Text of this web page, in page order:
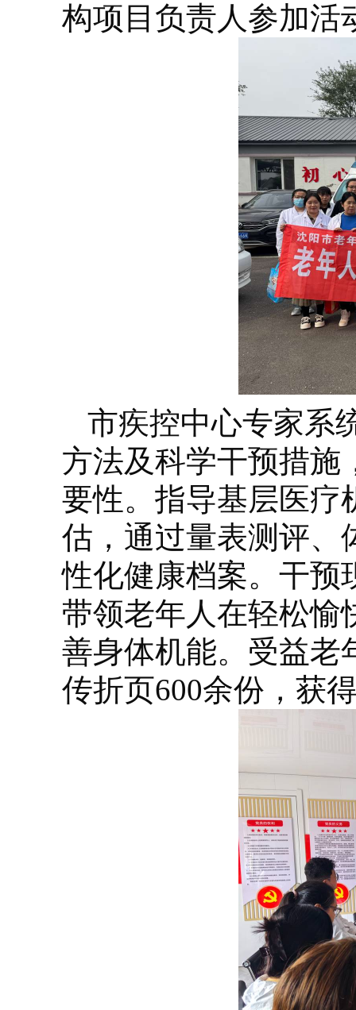
构项目负责人参加活
市疾控中心专家系
方法及科学干预措施
要性。指导基层医疗
估，通过量表测评、
性化健康档案。干预
带领老年人在轻松愉
善身体机能。受益老
传折页600余份，获